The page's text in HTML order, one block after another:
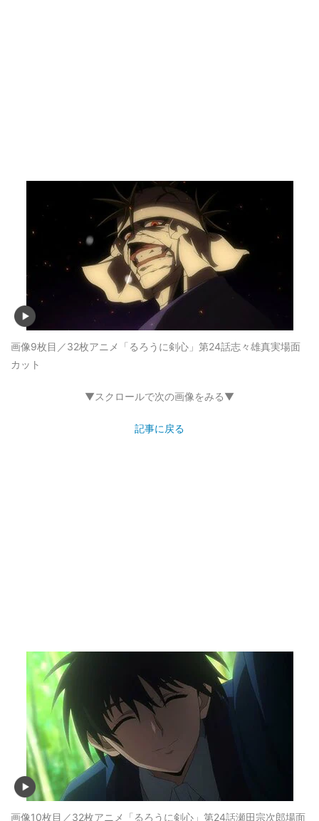
画像9枚目／32枚アニメ「るろうに剣心」第24話志々雄真実場面
カット
▼スクロールで次の画像をみる▼
記事に戻る
画像10枚目／32枚アニメ「るろうに剣心」第24話瀬田宗次郎場面